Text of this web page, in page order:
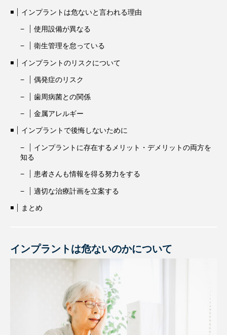
インプラントは危ないと言われる理由
使用設備が異なる
衛生管理を怠っている
インプラントのリスクについて
偶発症のリスク
歯周病菌との関係
金属アレルギー
インプラントで後悔しないために
インプラントに存在するメリット・デメリットの両方を
知る
患者さんも情報を得る努力をする
適切な治療計画を立案する
まとめ
インプラントは危ないのかについて